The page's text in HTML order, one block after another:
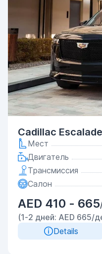
Cadillac
Мест
Двигатель
Трансмиссия
Салон
AED 410 - 665
(1-2 дней: AED 665/
Details